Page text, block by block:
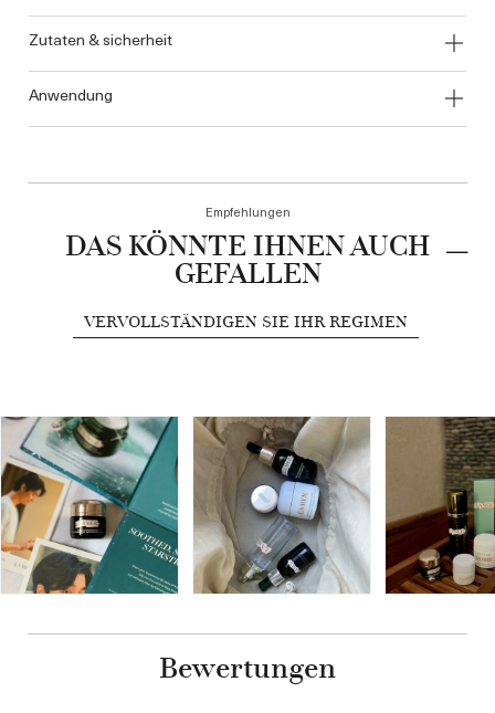
zutaten & sicherheit
anwendung
Empfehlungen
DAS KÖNNTE IHNEN AUCH
GEFALLEN
VERVOLLSTÄNDIGEN SIE IHR REGIMEN
Bewertungen